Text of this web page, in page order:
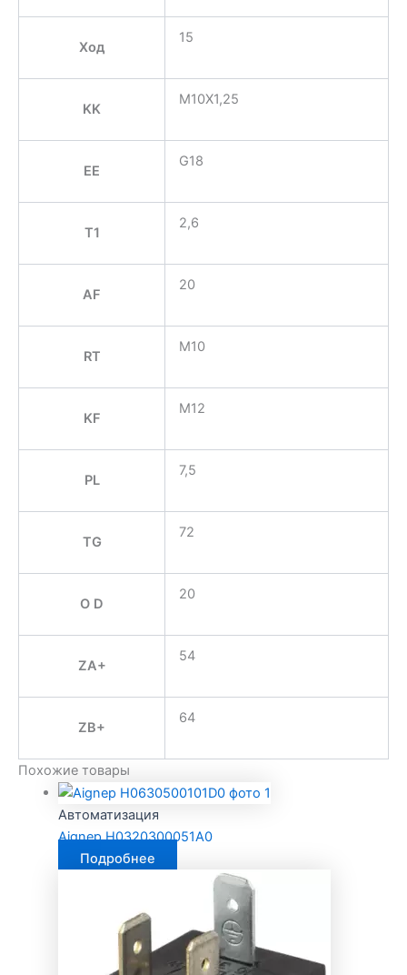
Ход
15
KK
M10X1,25
EE
G18
T1
2,6
AF
20
RT
M10
KF
M12
PL
7,5
TG
72
O D
20
ZA+
54
ZB+
64
Похожие товары
Автоматизация
Aignep H0320300051A0
Подробнее